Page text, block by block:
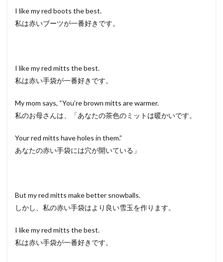
I like my red boots the best.
私は赤いブーツが一番好きです。
I like my red mitts the best.
私は赤い手袋が一番好きです。
My mom says, “You’re brown mitts are warmer.
私のお母さんは、「あなたの茶色のミットは暖かいです。
Your red mitts have holes in them.”
あなたの赤い手袋には穴が開いている」
But my red mitts make better snowballs.
しかし、私の赤い手袋はより良い雪玉を作ります。
I like my red mitts the best.
私は赤い手袋が一番好きです。